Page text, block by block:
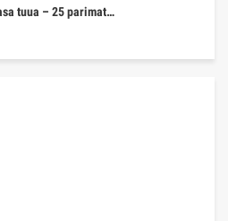
tuua – 25 parimat…